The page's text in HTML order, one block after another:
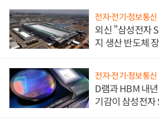
전자·전기·정보통신
외신 "삼성전자
지 생산 반도체
전자·전기·정보통신
D램과 HBM 내
기감이 삼성전자